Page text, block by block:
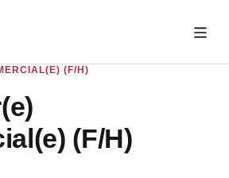
(F/H)
(F/H)